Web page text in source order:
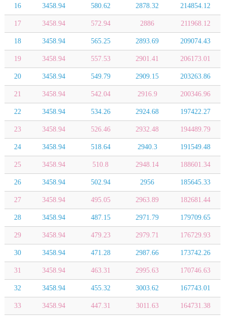
16 3458.94 580.62 2878.32 214854.12
17 3458.94 572.94 2886 211968.12
18 3458.94 565.25 2893.69 209074.43
19 3458.94 557.53 2901.41 206173.01
20 3458.94 549.79 2909.15 203263.86
21 3458.94 542.04 2916.9 200346.96
22 3458.94 534.26 2924.68 197422.27
23 3458.94 526.46 2932.48 194489.79
24 3458.94 518.64 2940.3 191549.48
25 3458.94 510.8 2948.14 188601.34
26 3458.94 502.94 2956 185645.33
27 3458.94 495.05 2963.89 182681.44
28 3458.94 487.15 2971.79 179709.65
29 3458.94 479.23 2979.71 176729.93
30 3458.94 471.28 2987.66 173742.26
31 3458.94 463.31 2995.63 170746.63
32 3458.94 455.32 3003.62 167743.01
33 3458.94 447.31 3011.63 164731.38